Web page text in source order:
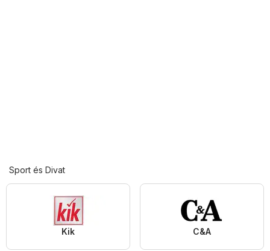
Sport és Divat
Kik C&A